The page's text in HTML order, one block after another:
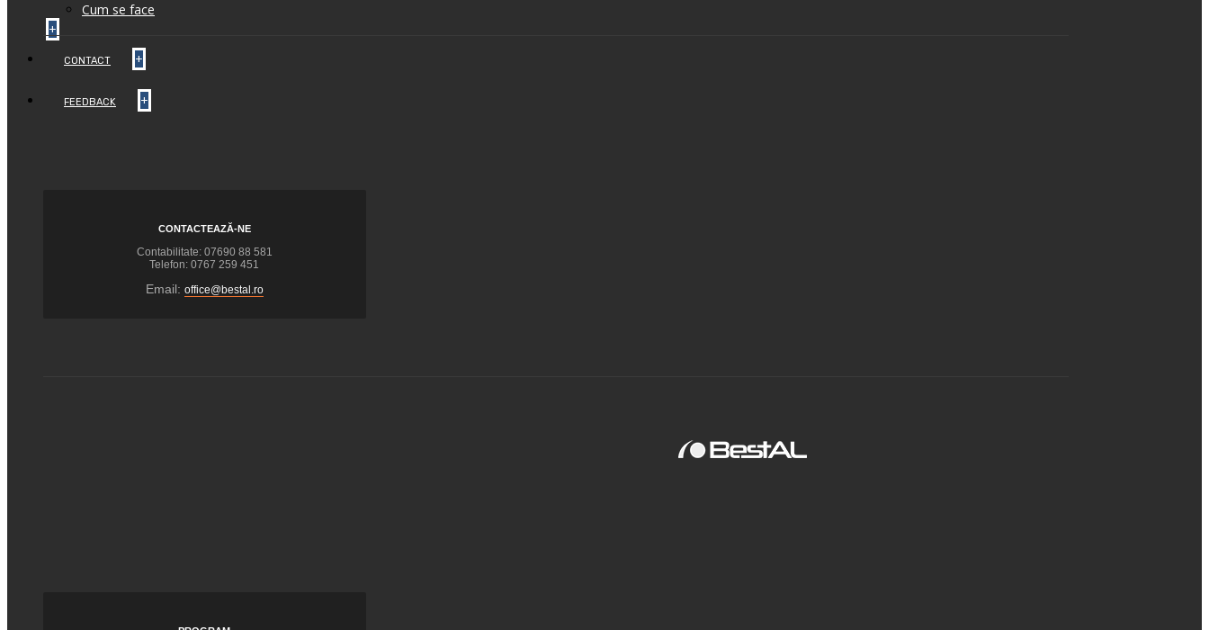
Cum se face
+
CONTACT +
FEEDBACK +
CONTACTEAZĂ-NE
Contabilitate: 07690 88 581
Telefon: 0767 259 451
Email: office@bestal.ro